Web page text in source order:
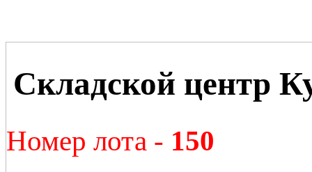
Складской центр
Номер лота - 150